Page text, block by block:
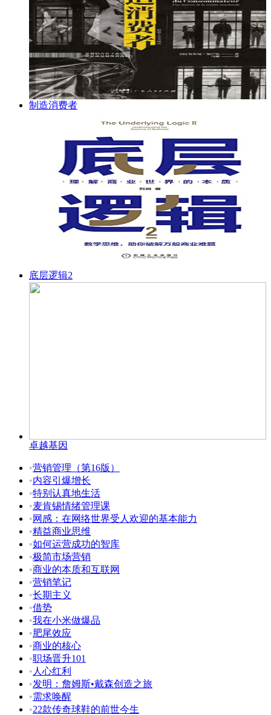
制造消费者
底层逻辑2
卓越基因
•营销管理（第16版）
•内容引爆增长
•特别认真地生活
•麦肯锡情绪管理课
•网感：在网络世界受人欢迎的基本能力
•精益商业思维
•如何运营成功的智库
•极简市场营销
•商业的本质和互联网
•营销笔记
•长期主义
•借势
•我在小米做爆品
•肥尾效应
•商业的核心
•职场晋升101
• 人心红利
•发明：詹姆斯•戴森创造之旅
•需求唤醒
•22款传奇球鞋的前世今生